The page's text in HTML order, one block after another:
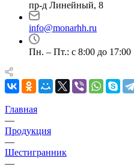
пр-д Линейный, 8
info@monarhh.ru
Пн. – Пт.: с 8:00 до 17:00
Главная
—
Продукция
—
Шестигранник
—